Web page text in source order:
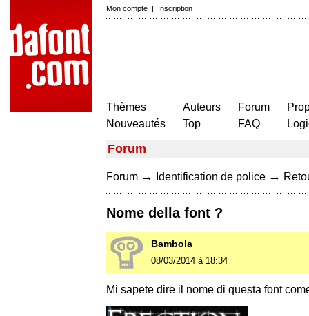
Mon compte | Inscription
Thèmes
Nouveautés
Auteurs
Top
Forum
FAQ
Forum
Forum → Identification de police →
Nome della font ?
Bambola
08/03/2014 à 18:34
Mi sapete dire il nome di questa font